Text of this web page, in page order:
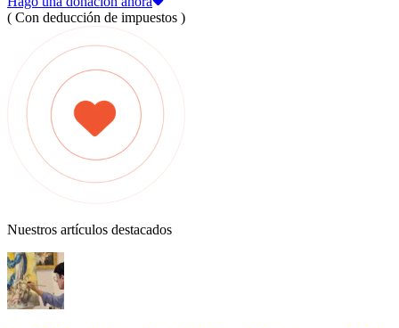
( Con deducción de impuestos )
Nuestros artículos destacados